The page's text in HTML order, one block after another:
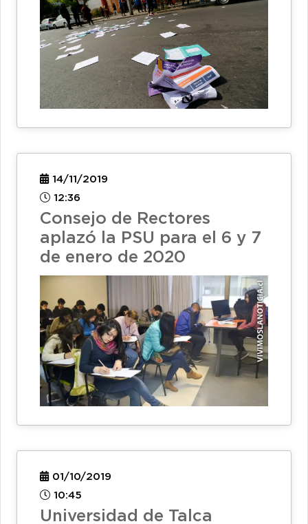
14/11/2019
12:36
Consejo de Rectores
aplazó la PSU para el 6 y 7
de enero de 2020
01/10/2019
10:45
Universidad de Talca